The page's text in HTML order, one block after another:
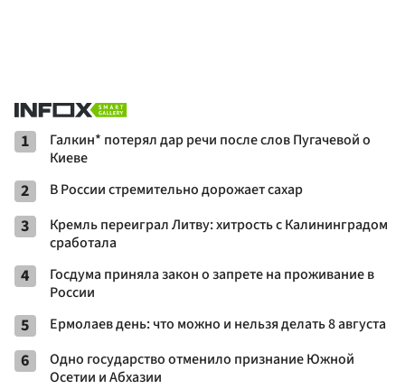
1
Галкин* потерял дар речи после слов Пугачевой о
Киеве
2 В России стремительно дорожает сахар
3
Кремль переиграл Литву: хитрость с Калининградом
сработала
4
Госдума приняла закон о запрете на проживание в
России
5 Ермолаев день: что можно и нельзя делать 8 августа
6
Одно государство отменило признание Южной
Осетии и Абхазии